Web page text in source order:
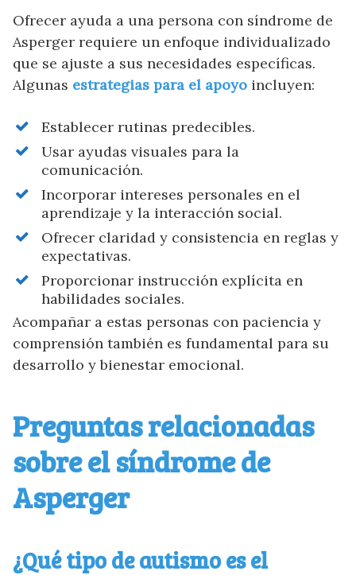
Ofrecer ayuda a una persona con síndrome de
Asperger requiere un enfoque individualizado
que se ajuste a sus necesidades específicas.
Algunas estrategias para el apoyo incluyen:
Establecer rutinas predecibles.
Usar ayudas visuales para la
comunicación.
Incorporar intereses personales en el
aprendizaje y la interacción social.
Ofrecer claridad y consistencia en reglas y
expectativas.
Proporcionar instrucción explícita en
habilidades sociales.
Acompañar a estas personas con paciencia y
comprensión también es fundamental para su
desarrollo y bienestar emocional.
Preguntas relacionadas
sobre el síndrome de
Asperger
¿Qué tipo de autismo es el
Ayúdanos a mejorar